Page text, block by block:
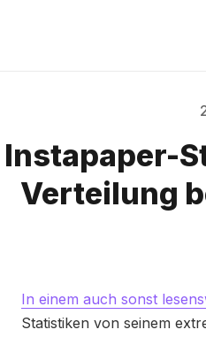
Instapaper-
Verteilung
In einem auch sonst
Statistiken von seinem